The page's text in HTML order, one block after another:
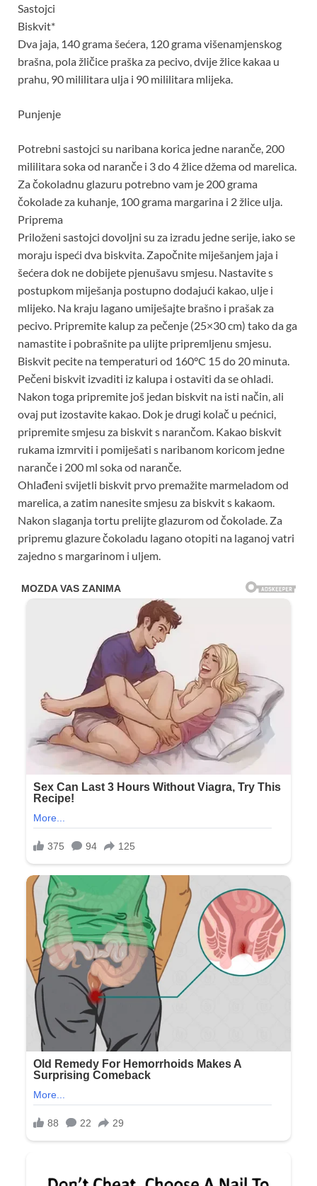
Sastojci
Biskvit*
Dva jaja, 140 grama šećera, 120 grama višenamjenskog
brašna, pola žličice praška za pecivo, dvije žlice kakaa u
prahu, 90 mililitara ulja i 90 mililitara mlijeka.
Punjenje
Potrebni sastojci su naribana korica jedne naranče, 200
mililitara soka od naranče i 3 do 4 žlice džema od marelica.
Za čokoladnu glazuru potrebno vam je 200 grama
čokolade za kuhanje, 100 grama margarina i 2 žlice ulja.
Priprema
Priloženi sastojci dovoljni su za izradu jedne serije, iako se
moraju ispeći dva biskvita. Započnite miješanjem jaja i
šećera dok ne dobijete pjenušavu smjesu. Nastavite s
postupkom miješanja postupno dodajući kakao, ulje i
mlijeko. Na kraju lagano umiješajte brašno i prašak za
pecivo. Pripremite kalup za pečenje (25×30 cm) tako da ga
namastite i pobrašnite pa ulijte pripremljenu smjesu.
Biskvit pecite na temperaturi od 160°C 15 do 20 minuta.
Pečeni biskvit izvaditi iz kalupa i ostaviti da se ohladi.
Nakon toga pripremite još jedan biskvit na isti način, ali
ovaj put izostavite kakao. Dok je drugi kolač u pećnici,
pripremite smjesu za biskvit s narančom. Kakao biskvit
rukama izmrviti i pomiješati s naribanom koricom jedne
naranče i 200 ml soka od naranče.
Ohlađeni svijetli biskvit prvo premažite marmeladom od
marelica, a zatim nanesite smjesu za biskvit s kakaom.
Nakon slaganja tortu prelijte glazurom od čokolade. Za
pripremu glazure čokoladu lagano otopiti na laganoj vatri
zajedno s margarinom i uljem.